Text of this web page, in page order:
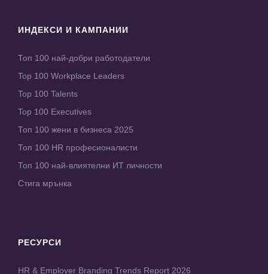
ИНДЕКСИ И КАМПАНИИ
Топ 100 най-добри работодатели
Top 100 Workplace Leaders
Top 100 Talents
Top 100 Executives
Топ 100 жени в бизнеса 2025
Топ 100 HR професионалисти
Топ 100 най-влиятелни ИТ личности
Стига мрънка
РЕСУРСИ
HR & Employer Branding Trends Report 2026